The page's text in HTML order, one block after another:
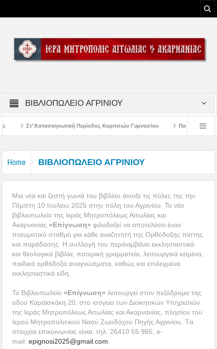
ΒΙΒΛΙΟΠΩΛΕΙΟ ΑΓΡΙΝΙΟΥ
Κοριτσιών Γυμνασίου Παρακλήσεις πρώτης εβδομάδος
Home ΒΙΒΛΙΟΠΩΛΕΙΟ ΑΓΡΙΝΙΟΥ
Μια νέα και ζεστή γωνιά του βιβλίου άνοιξε τις πύλες της την
Πέμπτη 10 Ιουλίου 2025 στην πόλη του Αγρινίου. Το νέο
βιβλιοπωλείο της Ιεράς Μητροπόλεως Αιτωλίας και
Ακαρνανίας«Επίγνωση» φιλοδοξεί να αποτελέσει έναν
πνευματικό σταθμό για κάθε αναζητητή της Ορθόδοξης πίστης
και παράδοσης. Η συλλογή του περιλαμβάνει εκκλησιαστικά
και θεολογικά βιβλία, πατερική γραμματεία, λειτουργικά κείμενα,
παιδικά ορθόδοξα αναγνώσματα, καθώς και επιλεγμένα
εκκλησιαστικά είδη.
Το Βιβλιοπωλείο«Επίγνωση» λειτουργεί στον πεζόδρομο της
οδού Καραϊσκάκη 20, στο ισόγειο των Διοικητικών Υπηρεσιών
της Ιεράς Μητροπόλεως Αιτωλίας και Ακαρνανίας, πλησίον του
Ιερού Μητροπολιτικού Ναού Ζωοδόχου Πηγής Αγρινίου. Tα
στοιχεία επικοινωνίας είναι: τηλ. 26410 55 985, e-
mail:epignosi2025@gmail.com